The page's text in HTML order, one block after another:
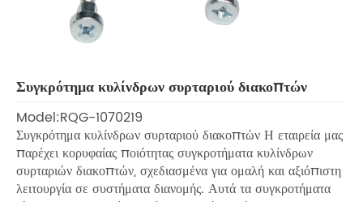
Συγκρότημα κυλίνδρων συρταριού διακοπτών
Model:RQG-1070219
Συγκρότημα κυλίνδρων συρταριού διακοπτών Η εταιρεία μας
παρέχει κορυφαίας ποιότητας συγκροτήματα κυλίνδρων
συρταριών διακοπτών, σχεδιασμένα για ομαλή και αξιόπιστη
λειτουργία σε συστήματα διανομής. Αυτά τα συγκροτήματα